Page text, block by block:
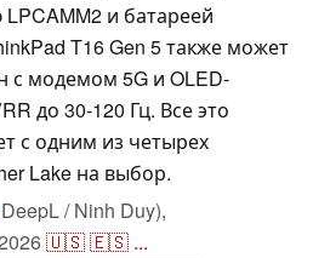
и батареей
T16 Gen 5 также может
с модемом 5G и OLED-
до 30-120 Гц. Все это
с одним из четырех
Lake на выбор.
DeepL / Ninh Duy),
🇺🇸🇪🇸 ...